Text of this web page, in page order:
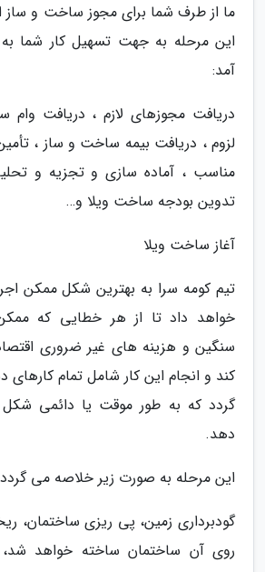
ما از طرف شما برای مجوز ساخت و ساز
این مرحله به جهت تسهیل کار شما
آمد:
دریافت مجوزهای لازم ، دریافت وام
لزوم ، دریافت بیمه ساخت و ساز ،
مناسب ، آماده سازی و تجزیه و
تدوین بودجه ساخت ویلا و…
آغاز ساخت ویلا
تیم کومه سرا به بهترین شکل ممکن
خواهد داد تا از هر خطایی که
سنگین و هزینه های غیر ضروری
کند و انجام این کار شامل تمام
گردد که به طور موقت یا دائمی شکل
دهد.
این مرحله به صورت زیر خلاصه می
گودبرداری زمین، پی ریزی ساختمان،
روی آن ساختمان ساخته خواهد شد،